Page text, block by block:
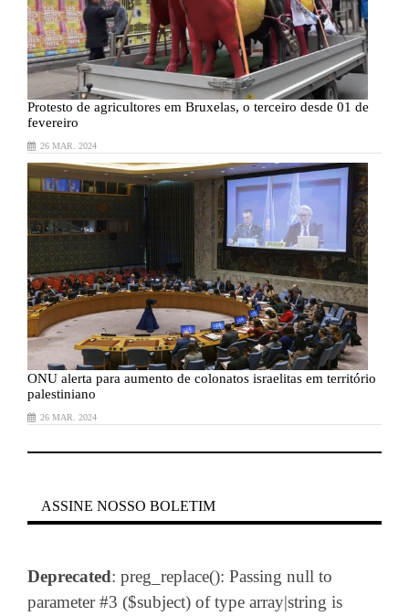
Protesto de agricultores em Bruxelas, o terceiro desde 01 de
fevereiro
26 MAR. 2024
ONU alerta para aumento de colonatos israelitas em território
palestiniano
26 MAR. 2024
ASSINE NOSSO BOLETIM
Deprecated: preg_replace(): Passing null to
parameter #3 ($subject) of type array|string is